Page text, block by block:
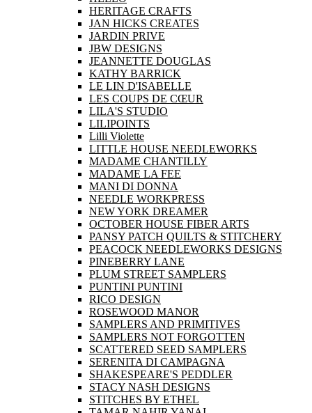
HERITAGE CRAFTS
JAN HICKS CREATES
JARDIN PRIVE
JBW DESIGNS
JEANNETTE DOUGLAS
KATHY BARRICK
LE LIN D'ISABELLE
LES COUPS DE CŒUR
LILA'S STUDIO
LILIPOINTS
Lilli Violette
LITTLE HOUSE NEEDLEWORKS
MADAME CHANTILLY
MADAME LA FEE
MANI DI DONNA
NEEDLE WORKPRESS
NEW YORK DREAMER
OCTOBER HOUSE FIBER ARTS
PANSY PATCH QUILTS & STITCHERY
PEACOCK NEEDLEWORKS DESIGNS
PINEBERRY LANE
PLUM STREET SAMPLERS
PUNTINI PUNTINI
RICO DESIGN
ROSEWOOD MANOR
SAMPLERS AND PRIMITIVES
SAMPLERS NOT FORGOTTEN
SCATTERED SEED SAMPLERS
SERENITA DI CAMPAGNA
SHAKESPEARE'S PEDDLER
STACY NASH DESIGNS
STITCHES BY ETHEL